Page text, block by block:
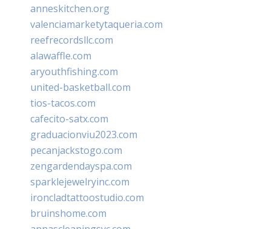
anneskitchen.org
valenciamarketytaqueria.com
reefrecordsllc.com
alawaffle.com
aryouthfishing.com
united-basketball.com
tios-tacos.com
cafecito-satx.com
graduacionviu2023.com
pecanjackstogo.com
zengardendayspa.com
sparklejewelryinc.com
ironcladtattoostudio.com
bruinshome.com